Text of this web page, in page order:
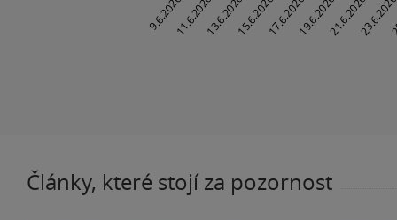
Články, které stojí za pozornost